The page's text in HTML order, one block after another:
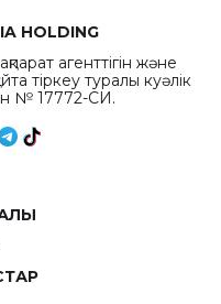
HOLDING
агенттігін және
тіркеу туралы куәлік
№ 17772-СИ.